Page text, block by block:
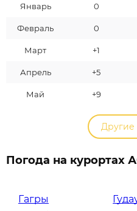
Январь 0
Февраль 0
Март +1
Апрель +5
Май +9
Погода на курортах
Гагры